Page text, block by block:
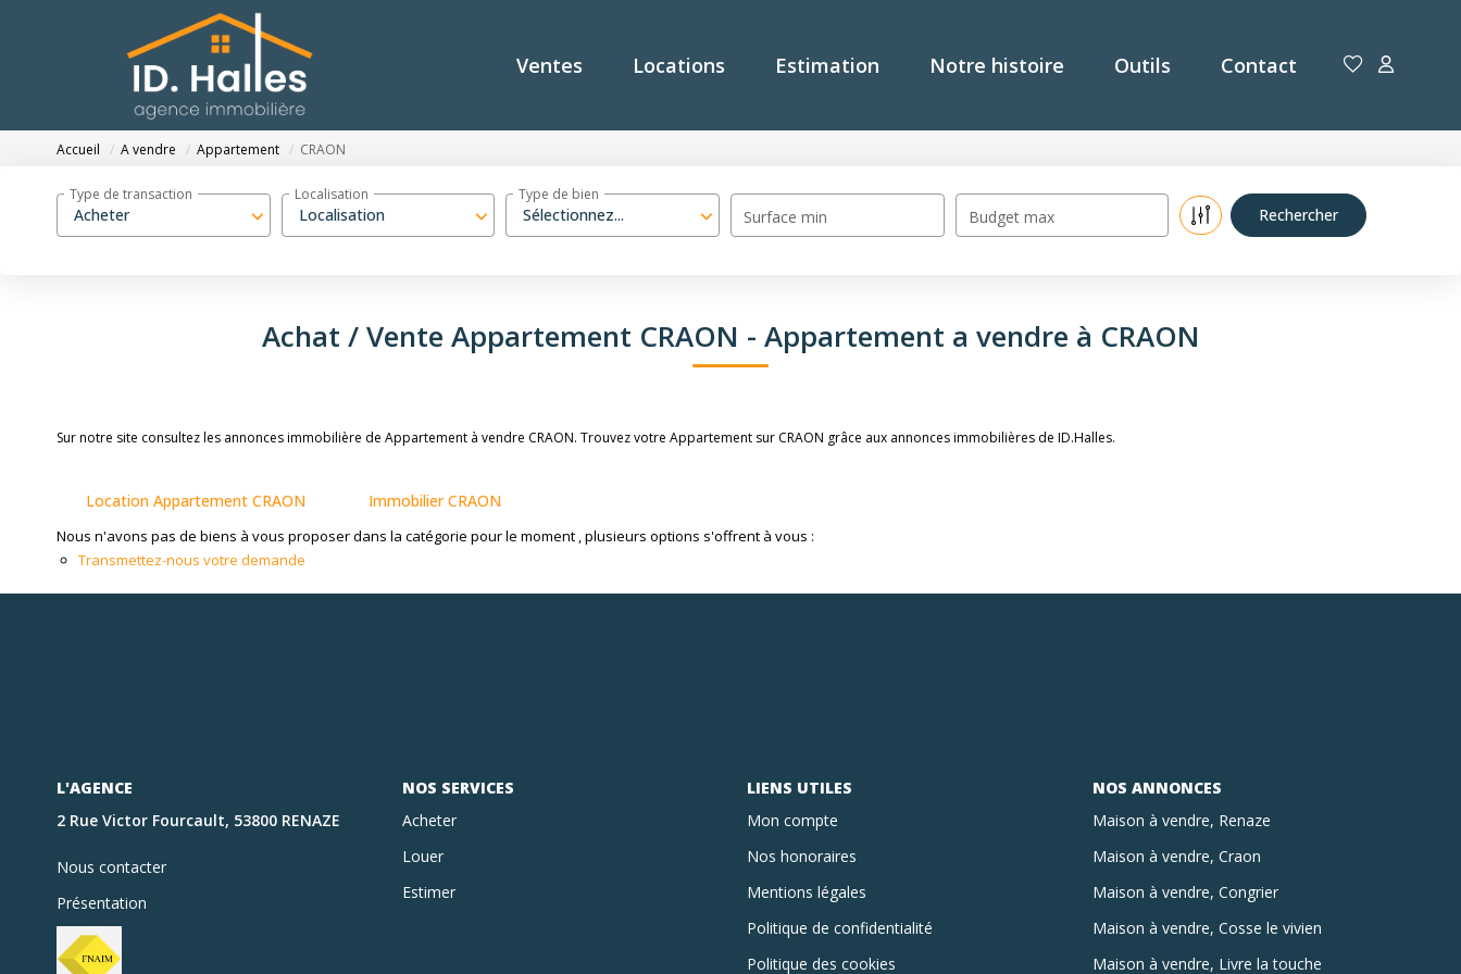
Ventes Locations Estimation Notre histoire Outils Contact
Accueil A vendre Appartement CRAON
Acheter
Type de transaction
Localisation
Localisation
Sélectionnez...
Type de bien
Surface min Budget max
Achat / Vente Appartement CRAON - Appartement a vendre à CRAON
Sur notre site consultez les annonces immobilière de Appartement à vendre CRAON. Trouvez votre Appartement sur CRAON grâce aux annonces immobilières de ID.Halles.
Location Appartement CRAON Immobilier CRAON
Nous n'avons pas de biens à vous proposer dans la catégorie pour le moment , plusieurs options s'offrent à vous :
Transmettez-nous votre demande
L'AGENCE
2 Rue Victor Fourcault, 53800 RENAZE
Nous contacter
Présentation
NOS SERVICES
Acheter
Louer
Estimer
LIENS UTILES
Mon compte
Nos honoraires
Mentions légales
Politique de confidentialité
Politique des cookies
NOS ANNONCES
Maison à vendre, Renaze
Maison à vendre, Craon
Maison à vendre, Congrier
Maison à vendre, Cosse le vivien
Maison à vendre, Livre la touche